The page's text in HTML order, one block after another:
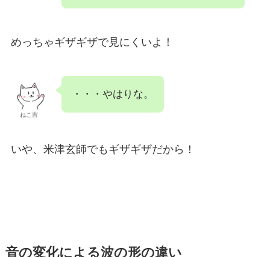
めっちゃギザギザで見にくいよ！
ねこ吉
・・・やはりな。
いや、米津玄師でもギザギザだから！
音の変化による波の形の違い